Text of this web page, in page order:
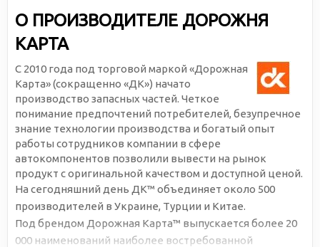
О ПРОИЗВОДИТЕЛЕ ДОРОЖНЯ
КАРТА
С 2010 года под торговой маркой «Дорожная
Карта» (сокращенно «ДК») начато
производство запасных частей. Четкое
понимание предпочтений потребителей, безупречное
знание технологии производства и богатый опыт
работы сотрудников компании в сфере
автокомпонентов позволили вывести на рынок
продукт с оригинальной качеством и доступной ценой.
На сегодняшний день ДК™ объединяет около 500
производителей в Украине, Турции и Китае.
Под брендом Дорожная Карта™ выпускается более 20
000 наименований наиболее востребованной